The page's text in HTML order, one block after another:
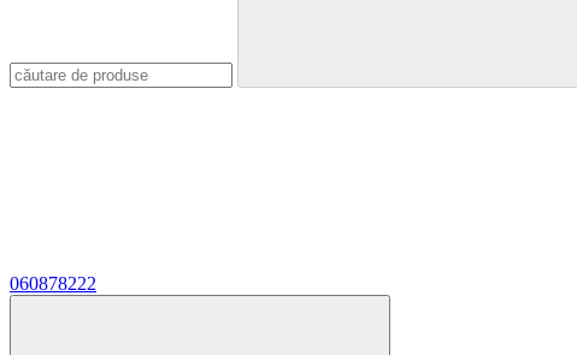
060878222